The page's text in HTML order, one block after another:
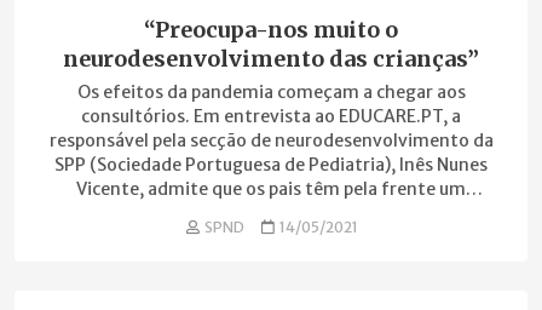
“Preocupa-nos muito o
neurodesenvolvimento das crianças”
Os efeitos da pandemia começam a chegar aos
consultórios. Em entrevista ao EDUCARE.PT, a
responsável pela secção de neurodesenvolvimento da
SPP (Sociedade Portuguesa de Pediatria), Inês Nunes
Vicente, admite que os pais têm pela frente um
regras”, para combater o rasto de isolamento social
SPND 14/05/2021